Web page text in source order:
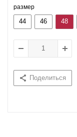
размер
44 46 48
Поделиться